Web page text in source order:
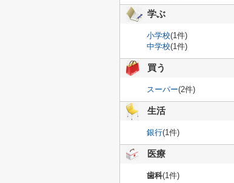
学ぶ
小学校(1件)
中学校(1件)
買う
スーパー(2件)
生活
銀行(1件)
医療
歯科(1件)